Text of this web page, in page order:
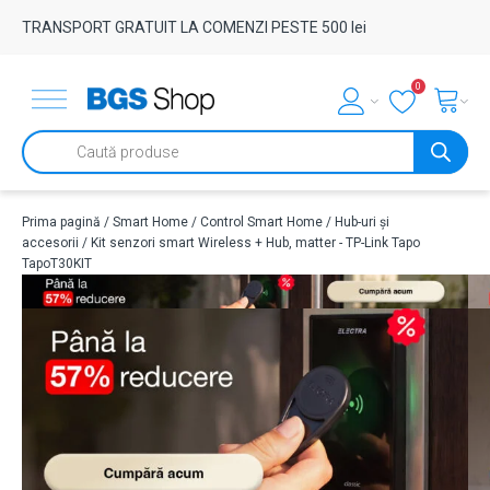
TRANSPORT GRATUIT LA COMENZI PESTE 500 lei
0
Products
search
Prima pagină / Smart Home / Control Smart Home / Hub-uri și
accesorii / Kit senzori smart Wireless + Hub, matter - TP-Link Tapo
TapoT30KIT